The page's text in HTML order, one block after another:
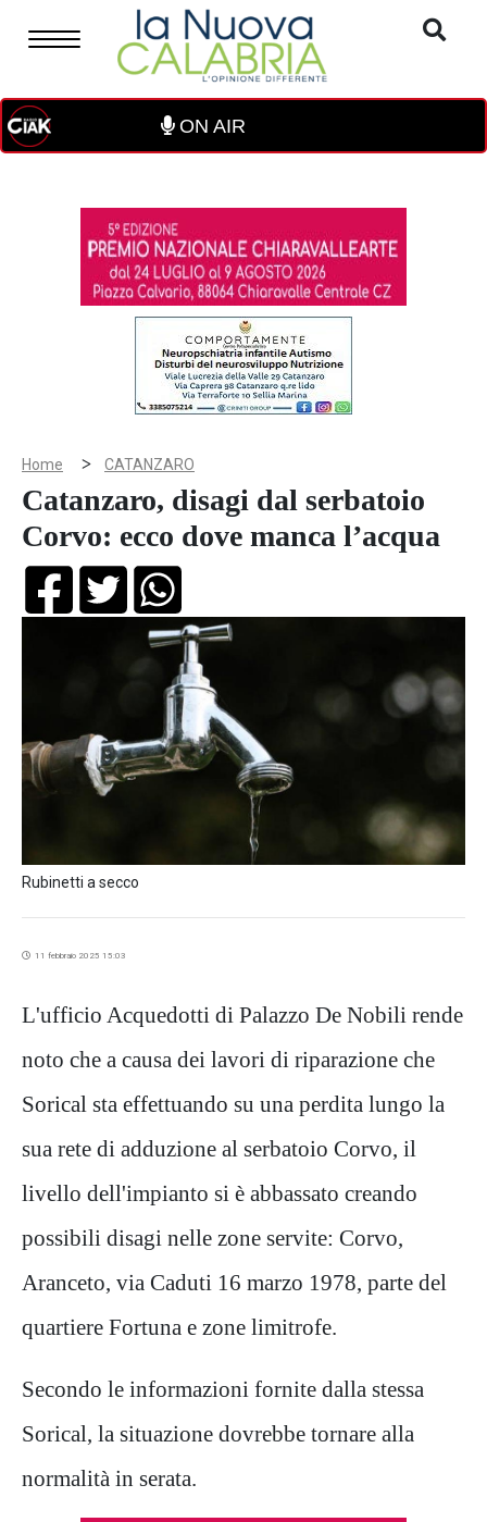
ON AIR
Home > CATANZARO
Catanzaro, disagi dal serbatoio
Corvo: ecco dove manca l’acqua
Rubinetti a secco
11 febbraio 2025 15:03
L'ufficio Acquedotti di Palazzo De Nobili rende
noto che a causa dei lavori di riparazione che
Sorical sta effettuando su una perdita lungo la
sua rete di adduzione al serbatoio Corvo, il
livello dell'impianto si è abbassato creando
possibili disagi nelle zone servite: Corvo,
Aranceto, via Caduti 16 marzo 1978, parte del
quartiere Fortuna e zone limitrofe.
Secondo le informazioni fornite dalla stessa
Sorical, la situazione dovrebbe tornare alla
normalità in serata.